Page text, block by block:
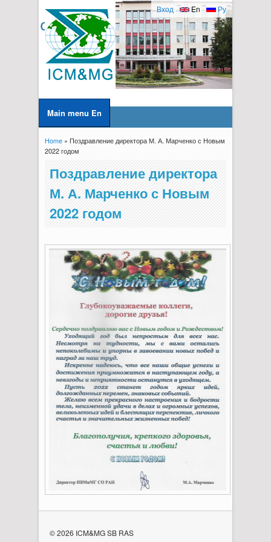
Ру
En
Вход
Main menu En
You are here
Home» Поздравление директора М. А. Марченко с Новым
2022 годом
Поздравление директора
М. А. Марченко с Новым
2022 годом
© 2026 ICM&MG SB RAS